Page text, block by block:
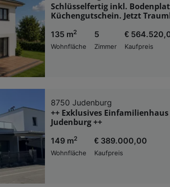
Schlüsselfertig inkl.
Küchengutschein. Jetzt
135 m2
Wohnfläche
5
Zimmer
€
Kaufpreis
8750 Judenburg
++ Exklusives
Judenburg ++
149 m2
Wohnfläche
€ 389.000,00
Kaufpreis